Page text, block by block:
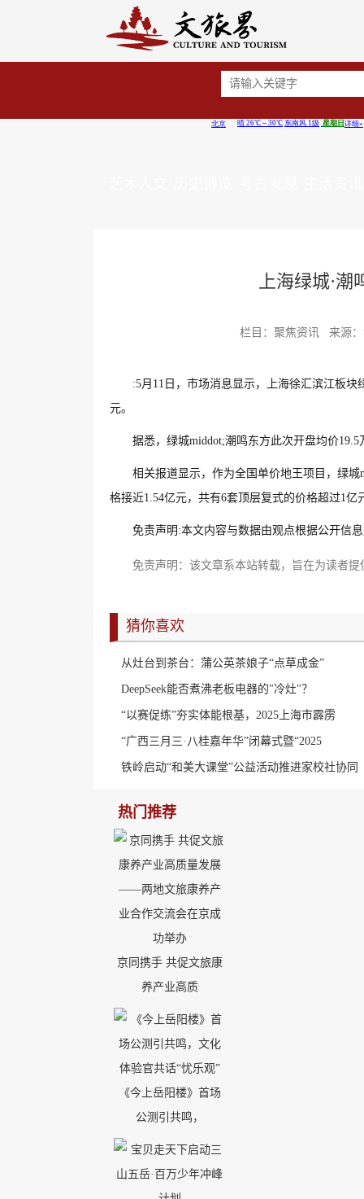
上海绿城·
栏目：聚焦资讯 来源
:5月11日，市场消息显示，上海徐汇滨江板
元。
据悉，绿城middot;潮鸣东方此次开盘均价
相关报道显示，作为全国单价地王项目，绿
格接近1.54亿元，共有6套顶层复式的价格超过1亿
免责声明:本文内容与数据由观点根据公开信
免责声明：该文章系本站转载，旨在为读者
猜你喜欢
从灶台到茶台：蒲公英茶娘子“点草成金”
DeepSeek能否煮沸老板电器的"冷灶"？
“以赛促练”夯实体能根基，2025上海市霹雳
“广西三月三·八桂嘉年华”闭幕式暨“2025
铁岭启动“和美大课堂”公益活动推进家校社协同
热门推荐
京同携手 共促文旅康
养产业高质
《今上岳阳楼》首场
公测引共鸣，